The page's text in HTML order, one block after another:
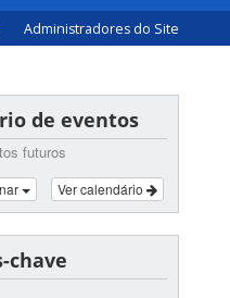
Administradores do Site
de eventos
futuros
Ver calendário
chave